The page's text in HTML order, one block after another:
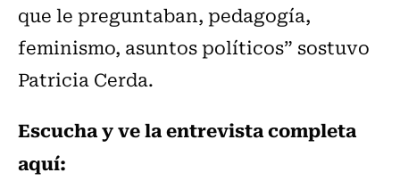
que le preguntaban, pedagogía,
feminismo, asuntos políticos” sostuvo
Patricia Cerda.
Escucha y ve la entrevista completa
aquí: